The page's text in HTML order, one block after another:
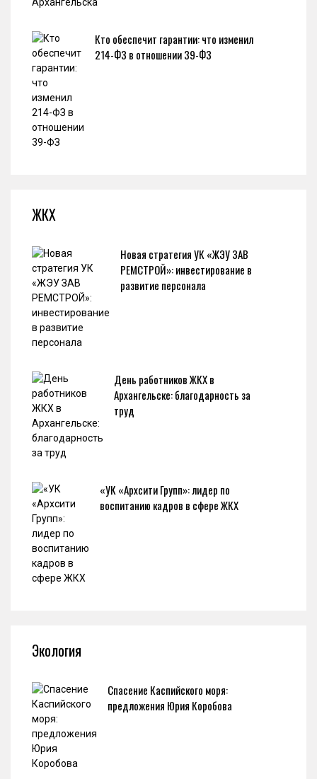
Кто обеспечит гарантии: что изменил
214-ФЗ в отношении 39-ФЗ
ЖКХ
Новая стратегия УК «ЖЭУ ЗАВ
РЕМСТРОЙ»: инвестирование в
развитие персонала
День работников ЖКХ в
Архангельске: благодарность за
труд
«УК «Архсити Групп»: лидер по
воспитанию кадров в сфере ЖКХ
Экология
Спасение Каспийского моря:
предложения Юрия Коробова